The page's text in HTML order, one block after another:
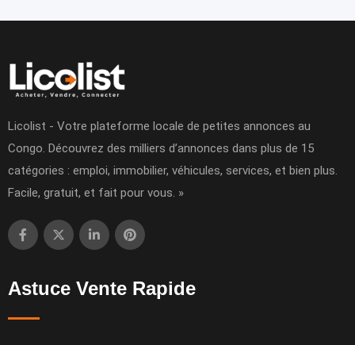
Licolist - Votre plateforme locale de petites annonces au
Congo. Découvrez des milliers d’annonces dans plus de 15
catégories : emploi, immobilier, véhicules, services, et bien plus.
Facile, gratuit, et fait pour vous. »
Astuce Vente Rapide